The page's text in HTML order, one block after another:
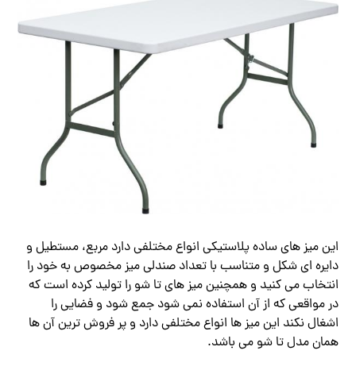
این میز های ساده پلاستیکی انواع مختلفی دارد مربع، مستطیل و
دایره ای شکل و متناسب با تعداد صندلی میز مخصوص به خود را
انتخاب می کنید و همچنین میز های تا شو را تولید کرده است که
در مواقعی که از آن استفاده نمی شود جمع شود و فضایی را
اشغال نکند این میز ها انواع مختلفی دارد و پر فروش ترین آن ها
همان مدل تا شو می باشد.